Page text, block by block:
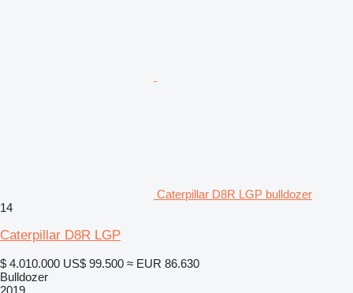
Caterpillar D8R LGP bulldozer
14
Caterpillar D8R LGP
$ 4.010.000 US$ 99.500 ≈ EUR 86.630
Bulldozer
2019